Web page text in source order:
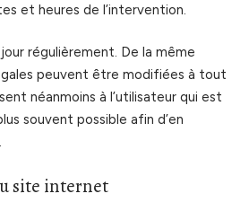
et heures de l’intervention.
régulièrement. De la même
peuvent être modifiées à tout
néanmoins à l’utilisateur qui est
souvent possible afin d’en
site internet